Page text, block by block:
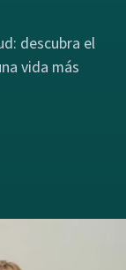
descubra el
vida más